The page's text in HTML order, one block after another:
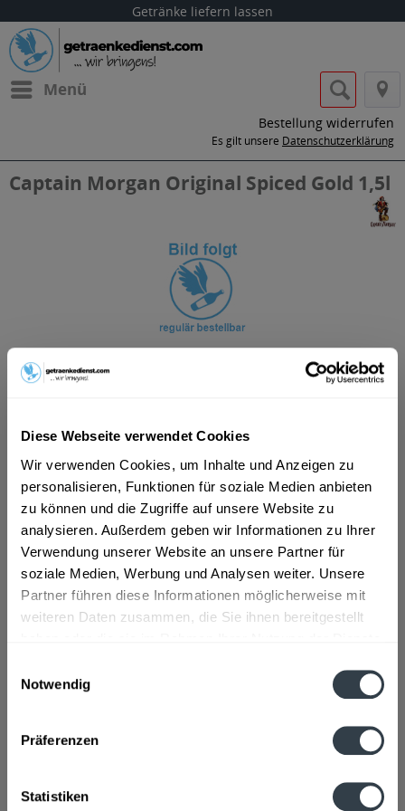
Diese Webseite verwendet Cookies
Wir verwenden Cookies, um Inhalte und Anzeigen zu
personalisieren, Funktionen für soziale Medien anbieten
zu können und die Zugriffe auf unsere Website zu
analysieren. Außerdem geben wir Informationen zu Ihrer
Verwendung unserer Website an unsere Partner für
soziale Medien, Werbung und Analysen weiter. Unsere
Partner führen diese Informationen möglicherweise mit
weiteren Daten zusammen, die Sie ihnen bereitgestellt
Notwendig
Präferenzen
Statistiken
Getränke liefern lassen
Menü
Bestellung widerrufen
Es gilt unsere Datenschutzerklärung
Captain Morgan Original Spiced Gold 1,5l
ab 30,99 € *
1.5 Liter (20,66 € * / 1 Liter)
inkl. MwSt.ggf. zzgl. Erschwerniszuschlag
Vorrätig
In den Warenkorb
Artikel-Nr.:
mehr
"Captain Morgan Original Spiced Gold 1,5l"
Fragen zum Artikel?